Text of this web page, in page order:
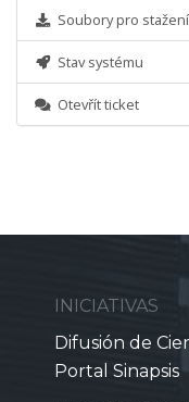
Soubory pro stažení
Stav systému
Otevřít ticket
INICIATIVAS
Difusión de
Portal Sinapsis